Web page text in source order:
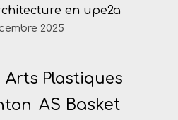
en upe2a
2025
Arts Plastiques
AS Basket